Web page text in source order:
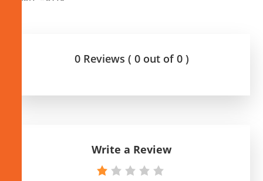
0 Reviews ( 0 out of 0 )
Write a Review